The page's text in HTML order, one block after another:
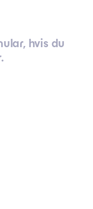
hvis du